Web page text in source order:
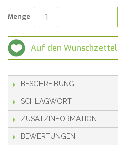
Menge
Auf den Wunschzettel
BESCHREIBUNG
SCHLAGWORT
ZUSATZINFORMATION
BEWERTUNGEN